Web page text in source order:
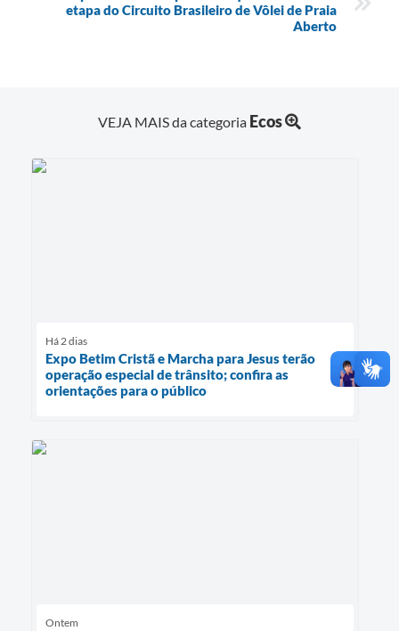
etapa do Circuito Brasileiro de Vôlei de Praia
Aberto
VEJA MAIS da categoria Ecos
Há 2 dias
Expo Betim Cristã e Marcha para Jesus terão
operação especial de trânsito; confira as
orientações para o público
Ontem